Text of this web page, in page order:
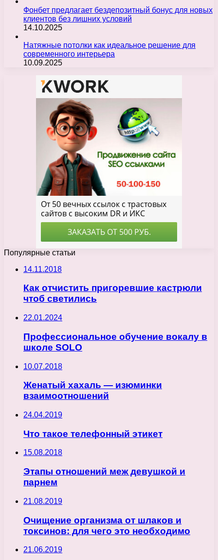
Фонбет предлагает бездепозитный бонус для новых
клиентов без лишних условий
14.10.2025
Натяжные потолки как идеальное решение для
современного интерьера
10.09.2025
Популярные статьи
14.11.2018
Как отчистить пригоревшие кастрюли
чтоб светились
22.01.2024
Профессиональное обучение вокалу в
школе SOLO
10.07.2018
Женатый хахаль — изюминки
взаимоотношений
24.04.2019
Что такое телефонный этикет
15.08.2018
Этапы отношений меж девушкой и
парнем
21.08.2019
Очищение организма от шлаков и
токсинов: для чего это необходимо
21.06.2019